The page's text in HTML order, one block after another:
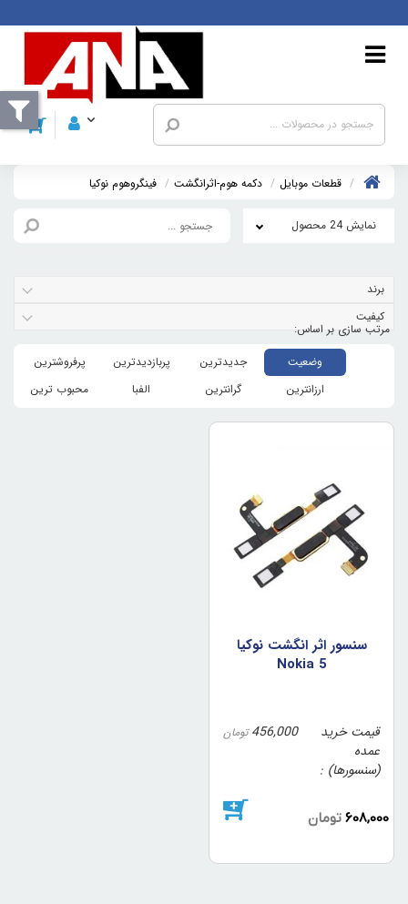
قطعات موبايل دکمه هوم-اثرانگشت فينگروهوم نوکيا
نمایش 24 محصول
برند
کیفیت
وضعیت جدیدترین پربازدیدترین
پرفروشترین
ارزانترین
گرانترین الفبا محبوب ترین
سنسور اثر انگشت نوکيا
Nokia 5
قیمت خرید
عمده
(سنسورها)
456,000 تومان
608,000 تومان